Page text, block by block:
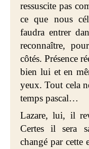
ressuscite pas
ce que nous
faudra entrer
reconnaître,
côtés. Présence
bien lui et en
yeux. Tout cela
temps pascal…
Lazare, lui, il
Certes il sera
changé par cette